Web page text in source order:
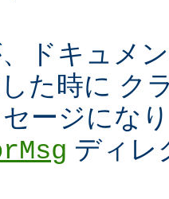
ドキュメ
た時に ク
ージにな
ディレ